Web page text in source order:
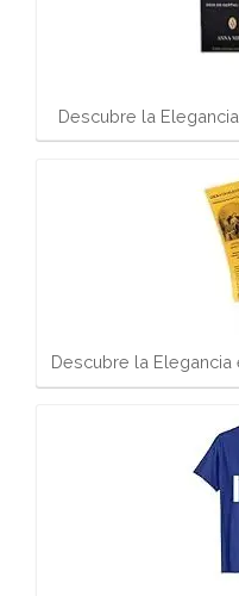
Descubre la
Descubre la Elegancia